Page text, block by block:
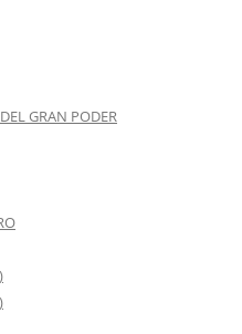
GRAN PODER